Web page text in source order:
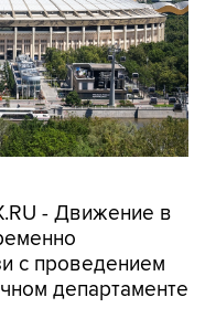
- Движение в
с проведением
департаменте